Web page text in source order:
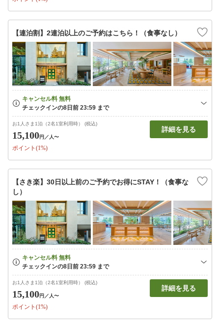
【連泊割】2連泊以上のご予約はこちら！（食事なし）
お1人さま1泊（2名1室利用時） (税込)
15,100円 ／人〜
ポイント(1%)
詳細を見る
【さき楽】30日以上前のご予約でお得にSTAY！（食事な
し）
お1人さま1泊（2名1室利用時） (税込)
15,100円 ／人〜
ポイント(1%)
詳細を見る